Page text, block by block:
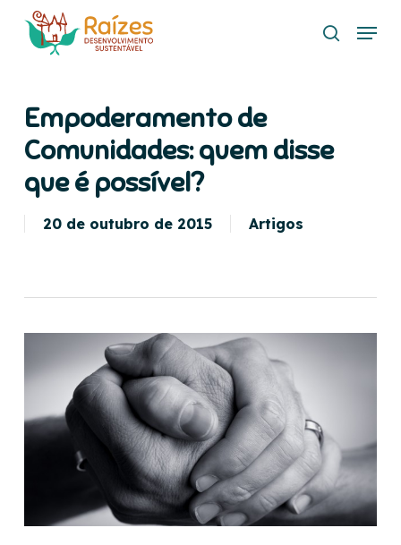
search
Menu
Empoderamento de
Comunidades: quem disse
que é possível?
20 de outubro de 2015 Artigos